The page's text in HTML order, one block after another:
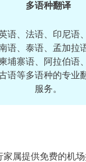
多语种翻译
语、法语、印尼语
语、泰语、孟加拉
埔寨语、阿拉伯语
语等多语种的专业
服务。
属提供免费的机场